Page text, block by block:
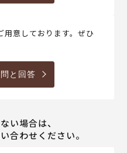
用意しております。ぜひ
と回答
い場合は、
合わせください。